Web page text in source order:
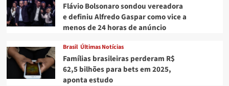
Flávio Bolsonaro sondou vereadora
e definiu Alfredo Gaspar como vice a
menos de 24 horas de anúncio
Brasil Últimas Notícias
Famílias brasileiras perderam R$
62,5 bilhões para bets em 2025,
aponta estudo